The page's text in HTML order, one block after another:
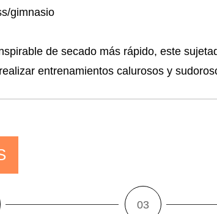
gimnasio
de secado más rápido, este
entrenamientos calurosos y